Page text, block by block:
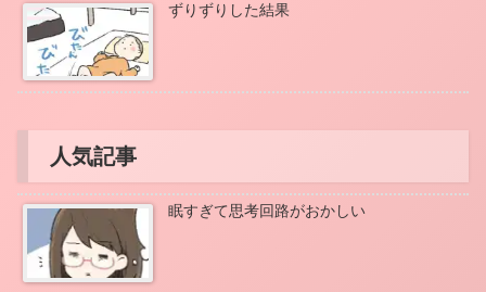
ずりずりした結果
人気記事
眠すぎて思考回路がおかしい